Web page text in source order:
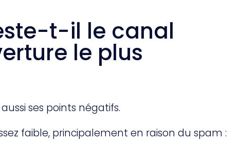
t-il le canal
le plus
ses points négatifs.
faible, principalement en raison du spam :